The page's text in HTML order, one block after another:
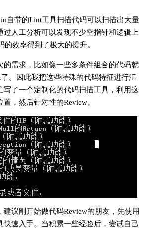
自带的Lint工具扫描代码可以扫描出大量
过人工分析可以发现不少空指针和逻辑上
的效率得到了极大的提升。
的需求，比如像一些多条件组合的代码就
。因此我把这些特殊的代码特征进行汇
写了一个定制化的代码扫描工具，利用这
，然后针对性的Review。
建议刚开始做代码Review的朋友，先使用
快速入手。当积累一些经验后，尝试自己